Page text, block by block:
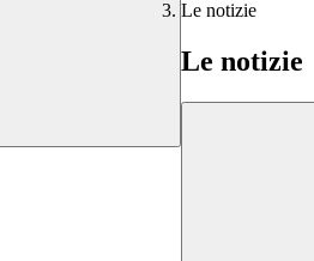
Le notizie
Le notizie